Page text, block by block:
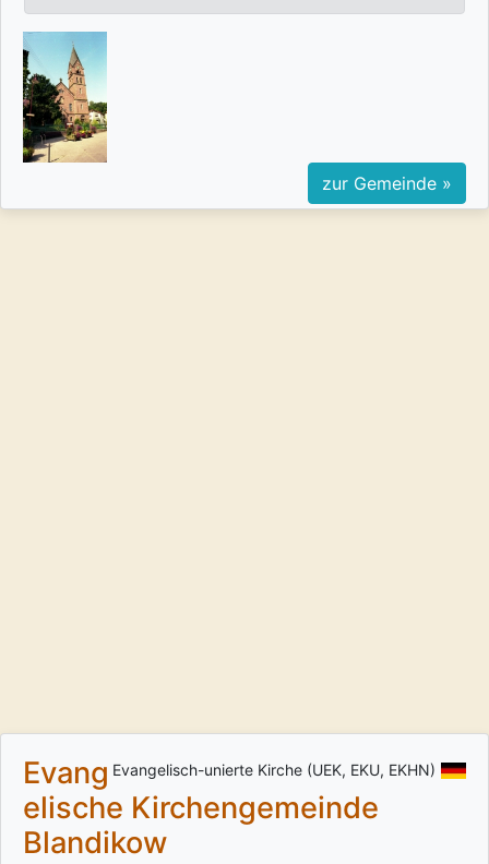
zur Gemeinde »
Evangelisch-unierte Kirche (UEK, EKU, EKHN)
Evang
elische Kirchengemeinde
Blandikow